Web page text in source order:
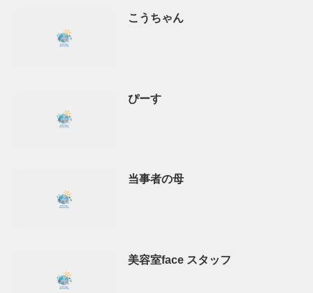
こうちゃん
ぴーす
当事者の母
美容室face スタッフ